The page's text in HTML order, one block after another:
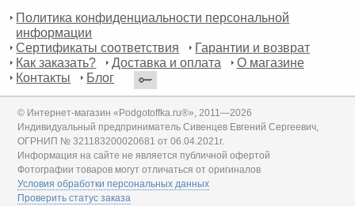
Политика конфиденциальности персональной
информации
Сертификаты соответствия
Гарантии и возврат
Как заказать?
Доставка и оплата
О магазине
Контакты
Блог
© Интернет-магазин «Podgotoffka.ru®», 2011—2026
Индивидуальный предприниматель Сивенцев Евгений Сергеевич,
ОГРНИП № 321183200020681 от 06.04.2021г.
Информация на сайте не является публичной офертой
Фотографии товаров могут отличаться от оригиналов
Условия обработки персональных данных
Проверить статус заказа